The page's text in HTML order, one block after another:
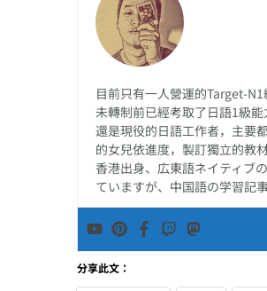
目前只有一人營運的Target-
未轉制前已經考取了日語1級能
還是現役的日語工作者，主要
的女兒依進度，製訂獨立的教
香港出身、広東語ネイティブ
ていますが、中国語の学習記
分享此文：